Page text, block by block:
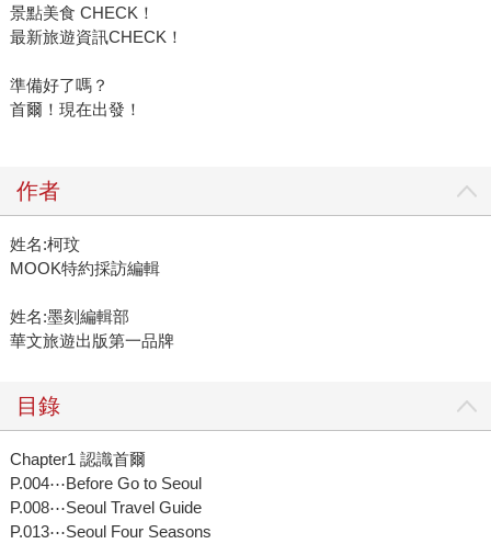
景點美食 CHECK！
最新旅遊資訊CHECK！
準備好了嗎？
首爾！現在出發！
作者
姓名:柯玟
MOOK特約採訪編輯
姓名:墨刻編輯部
華文旅遊出版第一品牌
目錄
Chapter1 認識首爾
P.004⋯Before Go to Seoul
P.008⋯Seoul Travel Guide
P.013⋯Seoul Four Seasons